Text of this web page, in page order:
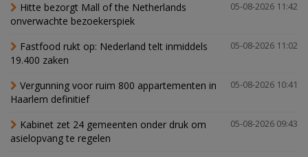
05-08-2026 11:42
Hitte bezorgt Mall of the Netherlands
onverwachte bezoekerspiek
05-08-2026 11:02
Fastfood rukt op: Nederland telt inmiddels
19.400 zaken
05-08-2026 10:41
Vergunning voor ruim 800 appartementen in
Haarlem definitief
05-08-2026 09:43
Kabinet zet 24 gemeenten onder druk om
asielopvang te regelen